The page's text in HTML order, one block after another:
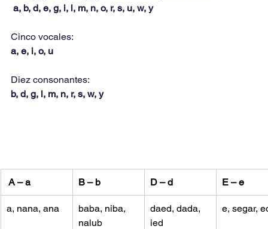
a, b, d, e, g, i, l, m, n, o, r, s, u, w, y
Cinco vocales:
a, e, i, o, u
Diez consonantes:
b, d, g, l, m, n, r, s, w, y
A – a B – b D – d E – e
a, nana, ana
baba, niba,
nalub
daed, dada,
ied
e, segar,